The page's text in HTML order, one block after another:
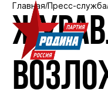
Главная Пресс-служба